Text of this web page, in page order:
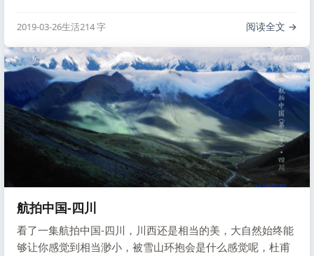
多事情的。目前地铁上就看看书，晚上的时间刷刷视频，看
还是不合理，或者没有一个目标，要如何安 …
2019-03-26生活214 字 阅读全文
航拍中国-四川
看了一集航拍中国-四川，川西还是相当的美，大自然始终能
够让你感觉到相当渺小，被雪山环抱会是什么感觉呢，杜甫